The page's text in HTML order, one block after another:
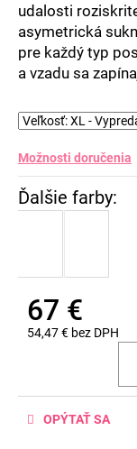
udalosti
asymetrická
pre každý typ
a vzadu sa
Možnosti doručenia
67 €
54,47 € bez DPH
OPÝTAŤ SA